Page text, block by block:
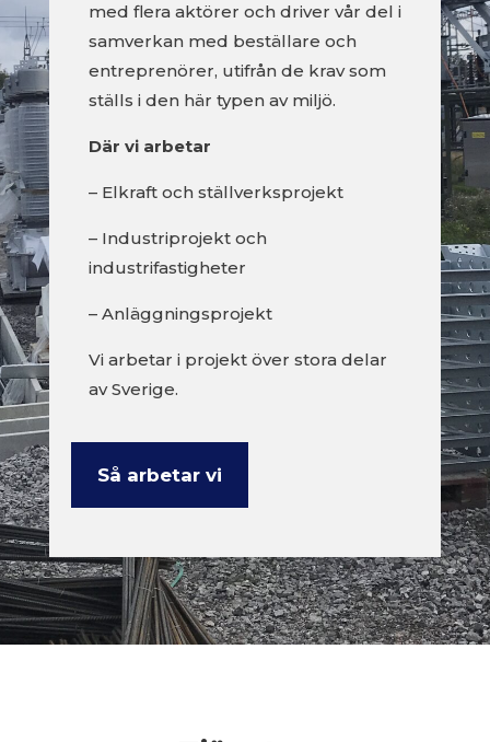
med flera aktörer och driver vår del i
samverkan med beställare och
entreprenörer, utifrån de krav som
ställs i den här typen av miljö.
Där vi arbetar
– Elkraft och ställverksprojekt
– Industriprojekt och
industrifastigheter
– Anläggningsprojekt
Vi arbetar i projekt över stora delar
av Sverige.
Så arbetar vi